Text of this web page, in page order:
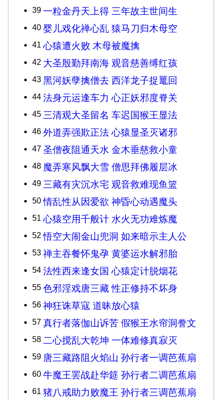
39 一粒金丹天上得 三年故主世间生
40 婴儿戏化禅心乱 猿马刀归木母空
41 心猿遭火败 木母被魔擒
42 大圣殷勤拜南海 观音慈善缚红孩
43 黑河妖孽擒僧去 西洋龙子捉鼍回
44 法身元运逢车力 心正妖邪度脊关
45 三清观大圣留名 车迟国猴王显法
46 外道弄强欺正法 心猿显圣灭诸邪
47 圣僧夜阻通天水 金木垂慈救小童
48 魔弄寒风飘大雪 僧思拜佛履层冰
49 三藏有灾沉水宅 观音救难现鱼篮
50情乱性从因爱欲 神昏心动遇魔头
51 心猿空用千般计 水火无功难炼魔
52悟空大闹金山兜洞 如来暗示主人公
53 禅主吞餐怀鬼孕 黄婆运水解邪胎
54 法性西来逢女国 心猿定计脱烟花
55 色邪淫戏唐三藏 性正修持不坏身
56 神狂诛草寇 道昧放心猿
57 真行者落伽山诉苦 假猴王水帘洞誊文
58 二心搅乱大乾坤 一体难修真寂灭
59 唐三藏路阻火焰山 孙行者一调芭蕉扇
60 牛魔王罢战赴华筵 孙行者二调芭蕉扇
61 猪八戒助力败魔王 孙行者三调芭蕉扇